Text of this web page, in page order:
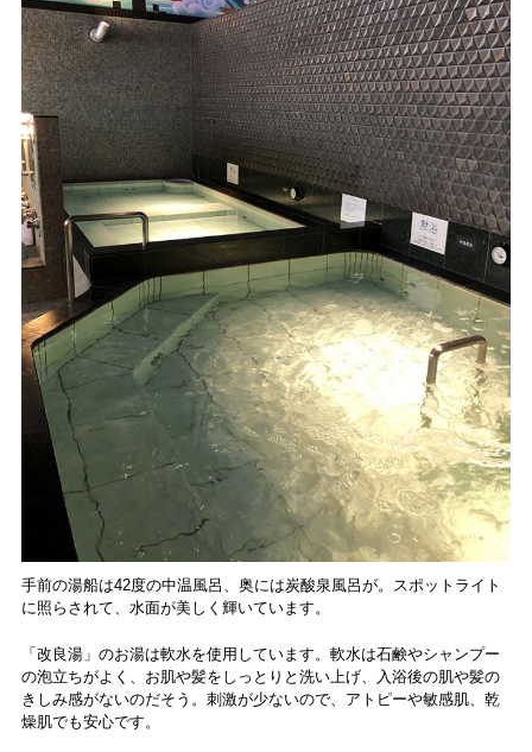
手前の湯船は42度の中温風呂、奥には炭酸泉風呂が。スポットライト
に照らされて、水面が美しく輝いています。
「改良湯」のお湯は軟水を使用しています。軟水は石鹸やシャンプー
の泡立ちがよく、お肌や髪をしっとりと洗い上げ、入浴後の肌や髪の
きしみ感がないのだそう。刺激が少ないので、アトピーや敏感肌、乾
燥肌でも安心です。